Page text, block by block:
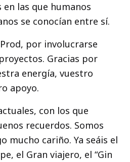
en las que humanos
se conocían entre sí.
por involucrarse
Gracias por
energía, vuestro
apoyo.
con los que
recuerdos. Somos
mucho cariño. Ya seáis el
el Gran viajero, el “Gin